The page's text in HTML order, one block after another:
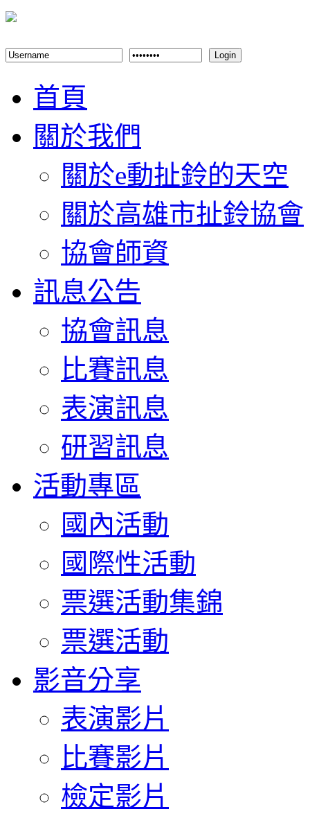
Login
首頁
關於我們
關於e動扯鈴的天空
關於高雄市扯鈴協會
協會師資
訊息公告
協會訊息
比賽訊息
表演訊息
研習訊息
活動專區
國內活動
國際性活動
票選活動集錦
票選活動
影音分享
表演影片
比賽影片
檢定影片